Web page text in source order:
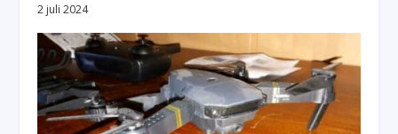
2 juli 2024